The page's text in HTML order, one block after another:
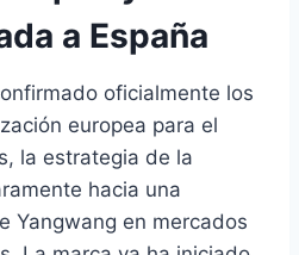
a España
oficialmente los
europea para el
la estrategia de la
hacia una
Yangwang en mercados